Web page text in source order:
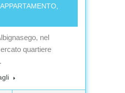
APPARTAMENTO,
nel
quartiere